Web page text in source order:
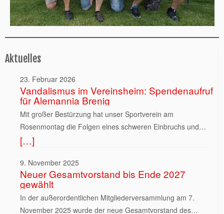
Aktuelles
23. Februar 2026
Vandalismus im Vereinsheim: Spendenaufruf
für Alemannia Brenig
Mit großer Bestürzung hat unser Sportverein am
Rosenmontag die Folgen eines schweren Einbruchs und
mutwilligen Vandalismus in seinem Vereinsheim festgestellt.
Entdeckung der Zerstörung wurde umgehend die Polizei
verständigt. Unbekannte Täter brachen sämtliche
Zugangstüren auf und verwüsteten das Gebäude erheblich.
Ein Feuerlöscher wurde vollständig entleert und das Pulver
[…]
9. November 2025
Neuer Gesamtvorstand bis Ende 2027
gewählt
In der außerordentlichen Mitgliederversammlung am 7.
November 2025 wurde der neue Gesamtvorstand des